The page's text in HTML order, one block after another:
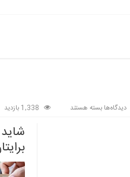
دیدگاه‌ها برای
بسته هستند 1,338 بازدید